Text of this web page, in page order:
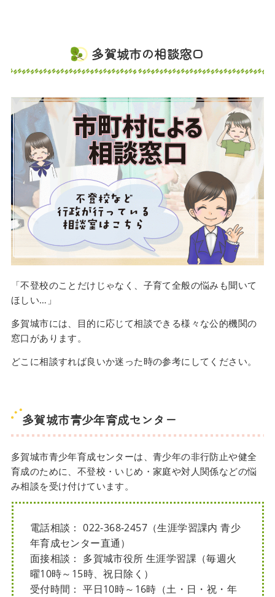
多賀城市の相談窓口
「不登校のことだけじゃなく、子育て全般の悩みも聞いて
ほしい…」
多賀城市には、目的に応じて相談できる様々な公的機関の
窓口があります。
どこに相談すれば良いか迷った時の参考にしてください。
多賀城市青少年育成センター
多賀城市青少年育成センターは、青少年の非行防止や健全
育成のために、不登校・いじめ・家庭や対人関係などの悩
み相談を受け付けています。
電話相談： 022-368-2457（生涯学習課内 青少
年育成センター直通）
面接相談： 多賀城市役所 生涯学習課（毎週火
曜10時～15時、祝日除く）
受付時間： 平日10時～16時（土・日・祝・年